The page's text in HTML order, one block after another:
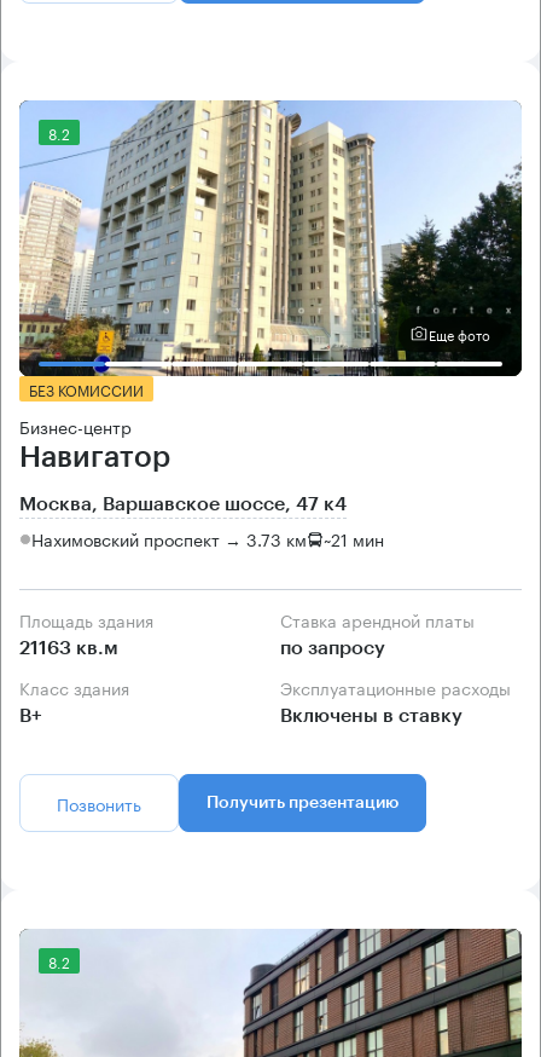
8.2
Еще фото
БЕЗ КОМИССИИ
Бизнес-центр
Навигатор
Москва, Варшавское шоссе, 47 к4
Нахимовский проспект → 3.73 км ~21 мин
Площадь здания
21163 кв.м
Ставка арендной платы
по запросу
Класс здания
B+
Эксплуатационные расходы
Включены в ставку
Позвонить Получить презентацию
8.2